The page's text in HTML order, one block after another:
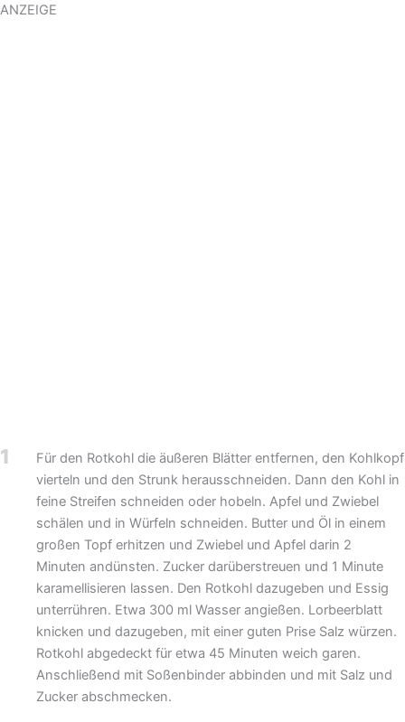
ANZEIGE
1
Für den Rotkohl die äußeren Blätter entfernen, den Kohlkopf
vierteln und den Strunk herausschneiden. Dann den Kohl in
feine Streifen schneiden oder hobeln. Apfel und Zwiebel
schälen und in Würfeln schneiden. Butter und Öl in einem
großen Topf erhitzen und Zwiebel und Apfel darin 2
Minuten andünsten. Zucker darüberstreuen und 1 Minute
karamellisieren lassen. Den Rotkohl dazugeben und Essig
unterrühren. Etwa 300 ml Wasser angießen. Lorbeerblatt
knicken und dazugeben, mit einer guten Prise Salz würzen.
Rotkohl abgedeckt für etwa 45 Minuten weich garen.
Anschließend mit Soßenbinder abbinden und mit Salz und
Zucker abschmecken.